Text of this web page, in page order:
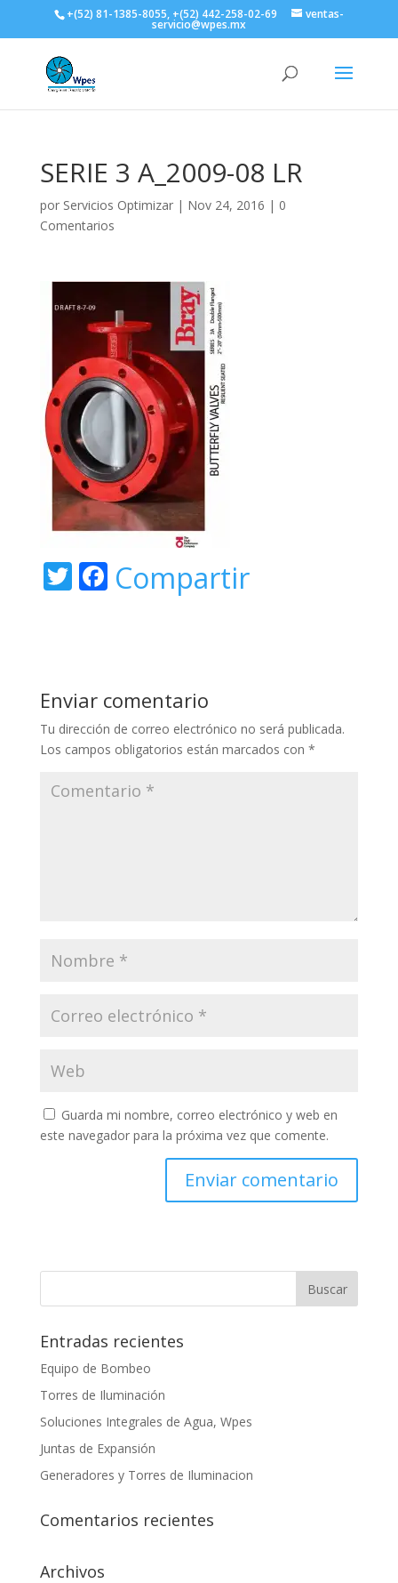
+(52) 81-1385-8055, +(52) 442-258-02-69 ventas-
servicio@wpes.mx
SERIE 3 A_2009-08 LR
por Servicios Optimizar| Nov 24, 2016 | 0
Comentarios
T F
o
o
k
Compartir
Enviar comentario
Tu dirección de correo electrónico no será publicada.
Los campos obligatorios están marcados con *
Guarda mi nombre, correo electrónico y web en
este navegador para la próxima vez que comente.
Entradas recientes
Equipo de Bombeo
Torres de Iluminación
Soluciones Integrales de Agua, Wpes
Juntas de Expansión
Generadores y Torres de Iluminacion
Comentarios recientes
Archivos